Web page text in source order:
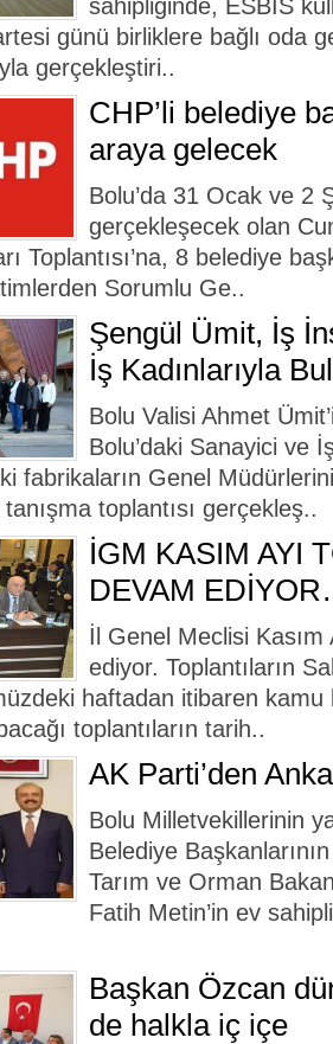
sahipliğinde, ESBİS
günü birliklere bağlı oda
gerçekleştiri..
CHP’li belediye
araya gelecek
Bolu’da 31 Ocak ve 2
gerçekleşecek olan
Toplantısı’na, 8 belediye
Sorumlu Ge..
Şengül Ümit, İş
İş Kadınlarıyla
Bolu Valisi Ahmet
Bolu’daki Sanayici ve
fabrikaların Genel
tanışma toplantısı gerçekleş..
İGM KASIM AYI
DEVAM
İl Genel Meclisi Kasım
ediyor. Toplantıların
haftadan itibaren kamu
toplantıların tarih..
AK Parti’den
Bolu Milletvekillerinin
Belediye
Tarım ve Orman
Fatih Metin’in ev
Başkan Özcan
de halkla iç içe